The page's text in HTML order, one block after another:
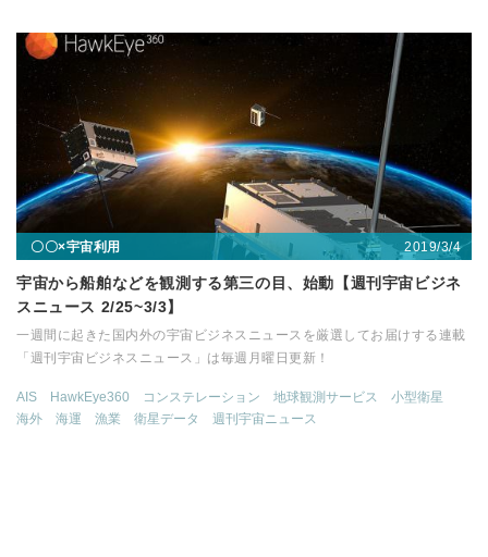
〇〇×宇宙利用 2019/3/4
宇宙から船舶などを観測する第三の目、始動【週刊宇宙ビジネ
スニュース 2/25~3/3】
一週間に起きた国内外の宇宙ビジネスニュースを厳選してお届けする連載
「週刊宇宙ビジネスニュース」は毎週月曜日更新！
AIS HawkEye360 コンステレーション 地球観測サービス
小型衛星
海外
海運 漁業 衛星データ 週刊宇宙ニュース